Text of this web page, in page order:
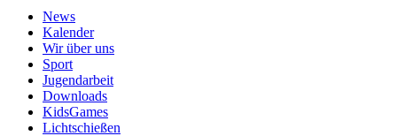
News
Kalender
Wir über uns
Sport
Jugendarbeit
Downloads
KidsGames
Lichtschießen